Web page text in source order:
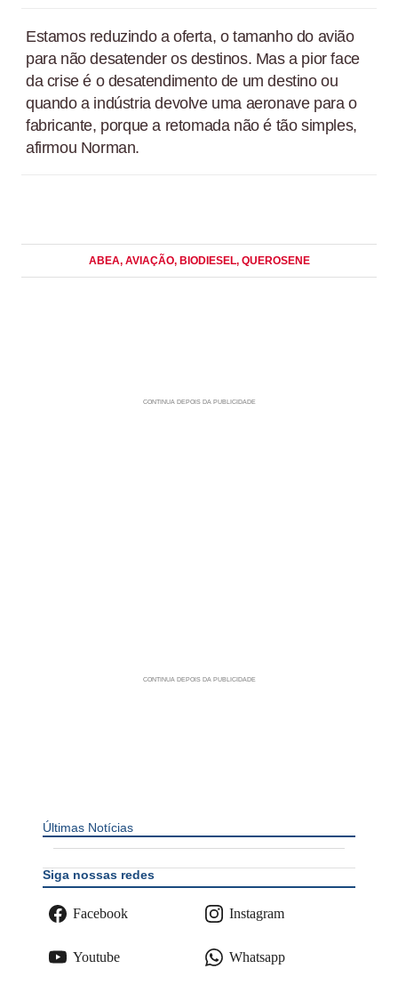
Estamos reduzindo a oferta, o tamanho do avião
para não desatender os destinos. Mas a pior face
da crise é o desatendimento de um destino ou
quando a indústria devolve uma aeronave para o
fabricante, porque a retomada não é tão simples,
afirmou Norman.
ABEA, AVIAÇÃO, BIODIESEL, QUEROSENE
Últimas Notícias
Siga nossas redes
Facebook Instagram
Youtube Whatsapp